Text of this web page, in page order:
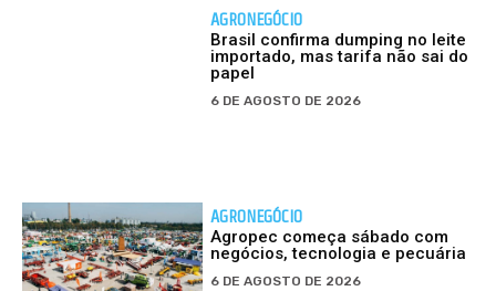
AGRONEGÓCIO
Brasil confirma dumping no leite
importado, mas tarifa não sai do
papel
6 DE AGOSTO DE 2026
AGRONEGÓCIO
Agropec começa sábado com
negócios, tecnologia e pecuária
6 DE AGOSTO DE 2026